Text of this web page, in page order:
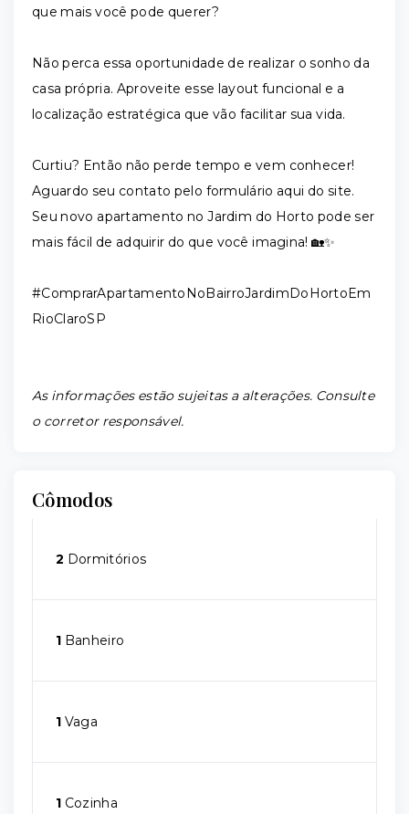
que mais você pode querer?
Não perca essa oportunidade de realizar o sonho da
casa própria. Aproveite esse layout funcional e a
localização estratégica que vão facilitar sua vida.
Curtiu? Então não perde tempo e vem conhecer!
Aguardo seu contato pelo formulário aqui do site.
Seu novo apartamento no Jardim do Horto pode ser
mais fácil de adquirir do que você imagina! 🏡✨
#ComprarApartamentoNoBairroJardimDoHortoEm
RioClaroSP
As informações estão sujeitas a alterações. Consulte
o corretor responsável.
Cômodos
2 Dormitórios
1 Banheiro
1 Vaga
1 Cozinha